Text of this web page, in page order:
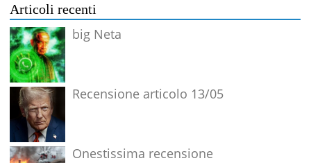
Articoli recenti
big Neta
Recensione articolo 13/05
Onestissima recensione